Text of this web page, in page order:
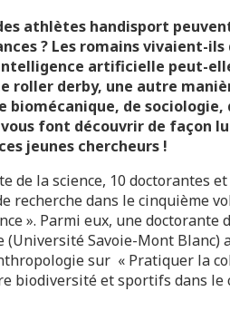
athlètes handisport
? Les romains vivaient-ils
artificielle peut-
roller derby, une autre
biomécanique, de
vous font découvrir de façon
jeunes chercheurs !
de la science, 10 doctorantes
recherche dans le cinquième
». Parmi eux, une doctorante
(Université Savoie-Mont Blanc)
sur « Pratiquer la
biodiversité et sportifs dans le